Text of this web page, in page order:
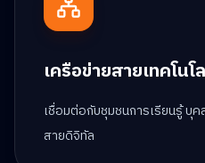
เครือข่ายสายเทคโนโ
เชื่อมต่อกับชุมชนการเรียนรู้ บุ
สายดิจิทัล